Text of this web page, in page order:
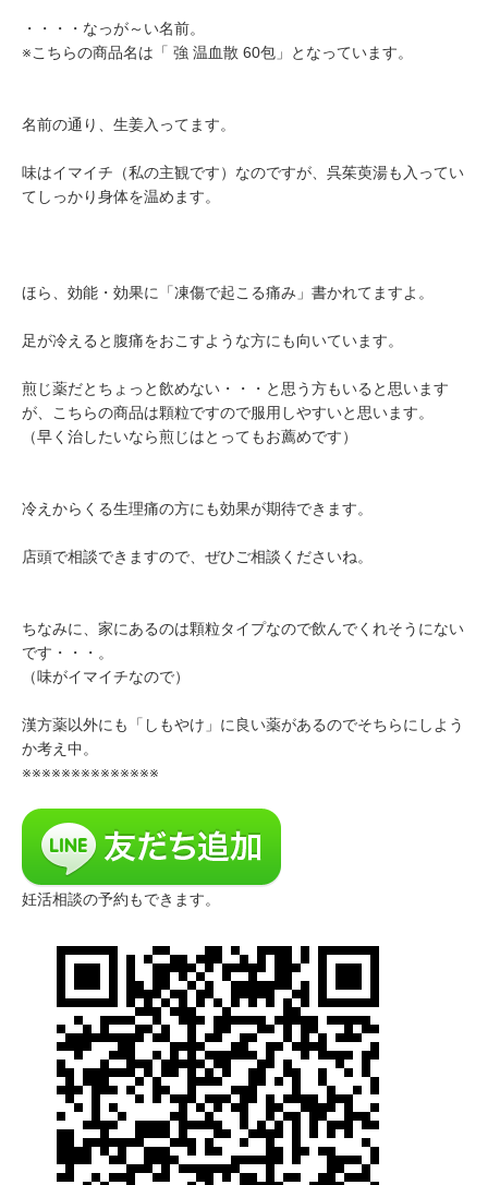
・・・・なっが～い名前。
※こちらの商品名は「 強 温血散 60包」となっています。
名前の通り、生姜入ってます。
味はイマイチ（私の主観です）なのですが、呉茱萸湯も入ってい
てしっかり身体を温めます。
ほら、効能・効果に「凍傷で起こる痛み」書かれてますよ。
足が冷えると腹痛をおこすような方にも向いています。
煎じ薬だとちょっと飲めない・・・と思う方もいると思います
が、こちらの商品は顆粒ですので服用しやすいと思います。
（早く治したいなら煎じはとってもお薦めです）
冷えからくる生理痛の方にも効果が期待できます。
店頭で相談できますので、ぜひご相談くださいね。
ちなみに、家にあるのは顆粒タイプなので飲んでくれそうにない
です・・・。
（味がイマイチなので）
漢方薬以外にも「しもやけ」に良い薬があるのでそちらにしよう
か考え中。
※※※※※※※※※※※※※※
妊活相談の予約もできます。